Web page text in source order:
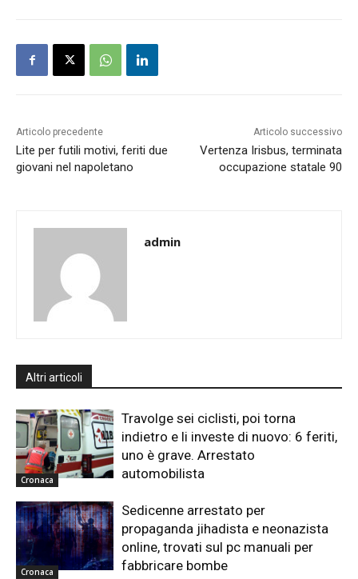
Articolo precedente
Lite per futili motivi, feriti due
giovani nel napoletano
Articolo successivo
Vertenza Irisbus, terminata
occupazione statale 90
admin
Altri articoli
Cronaca
Travolge sei ciclisti, poi torna
indietro e li investe di nuovo: 6 feriti,
uno è grave. Arrestato
automobilista
Cronaca
Sedicenne arrestato per
propaganda jihadista e neonazista
online, trovati sul pc manuali per
fabbricare bombe